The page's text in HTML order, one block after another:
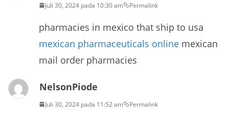
Juli 30, 2024 pada 10:30 am Permalink
pharmacies in mexico that ship to usa
mexican pharmaceuticals online mexican
mail order pharmacies
NelsonPiode
Juli 30, 2024 pada 11:52 am Permalink